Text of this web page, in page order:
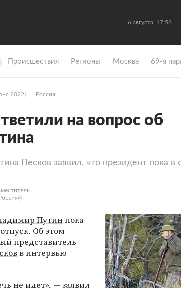
6 августа, 17:56
Происшествия Регионы Москва 69-я
2022) Россия
на вопрос об
Песков заявил, что президент пока в
Путинпока
Об этом
представитель
в интервью
не идет», — заявил